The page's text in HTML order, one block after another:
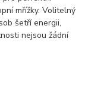
mřížky. Volitelný
šetří energii,
nejsou žádní